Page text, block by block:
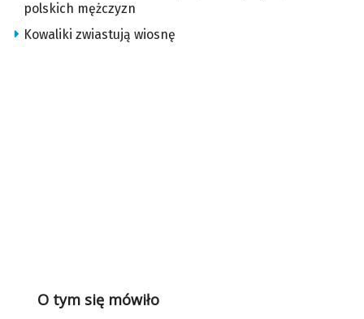
polskich mężczyzn
Kowaliki zwiastują wiosnę
O tym się mówiło